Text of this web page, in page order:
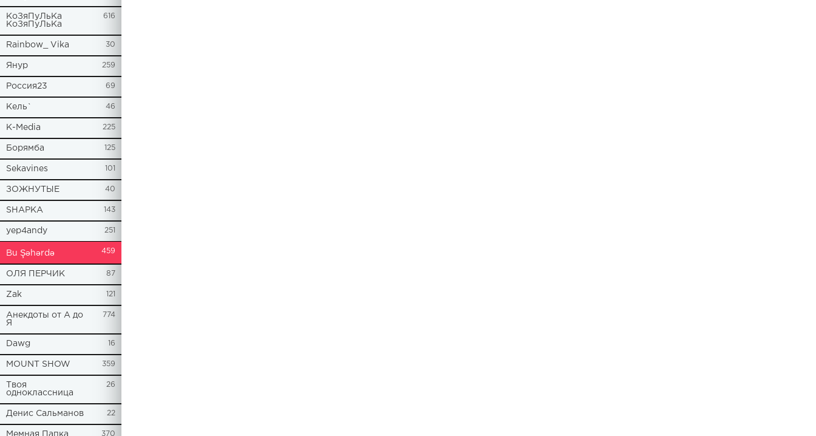
КоЗяПуЛьКа
КоЗяПуЛьКа
616
Rainbow_ Vika 30
Янур 259
Россия23 69
Кель` 46
К-Media 225
Борямба 125
Sekavines 101
ЗОЖНУТЫЕ 40
SHAPKA 143
yep4andy 251
Bu Şəhərdə 459
ОЛЯ ПЕРЧИК 87
Zak 121
Анекдоты от А до
Я
774
Dawg 16
MOUNT SHOW 359
Твоя
одноклассница
26
Денис Сальманов 22
Мемная Папка 370